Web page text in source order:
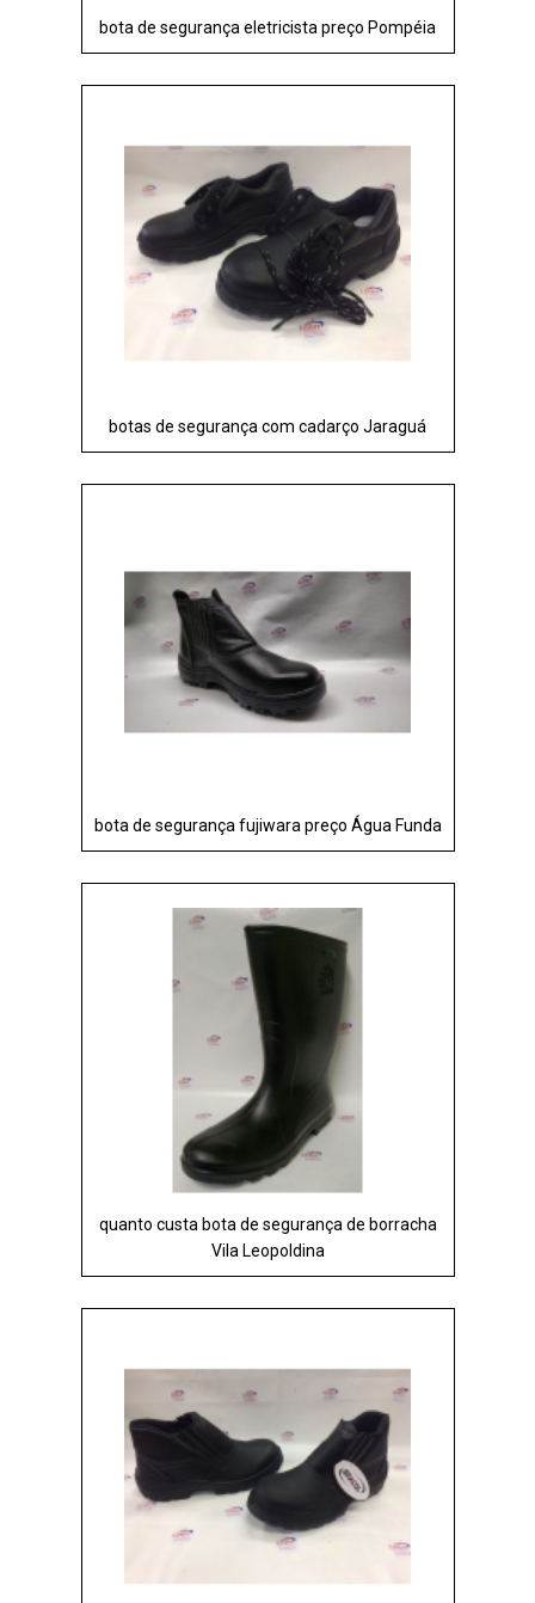
bota de segurança eletricista preço Pompéia
botas de segurança com cadarço Jaraguá
bota de segurança fujiwara preço Água Funda
quanto custa bota de segurança de borracha
Vila Leopoldina